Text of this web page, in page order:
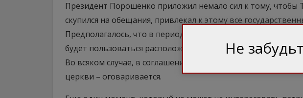
Президент Порошенко приложил немало сил к тому, чтобы
скупился на обещания, привлекал к этому все
Предполагалось, что в период становления молодой
будет пользоваться расположением и поддержкой со
Во всяком случае, в соглашении этот момент – поддержка
церкви – оговаривается.
Не